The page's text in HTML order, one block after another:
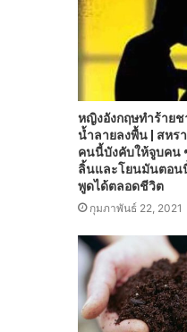
หญิงอังกฤษทำร้าย
น้ำลายลงพื้น | สหร
คนนี้บังคับให้จูบคน
ลิ้นและโยนมันตอน
พูดได้ตลอดชีวิต
กุมภาพันธ์ 22, 2021